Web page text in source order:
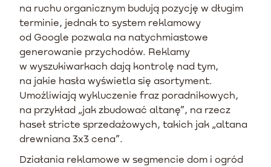
na ruchu organicznym budują pozycję w długim
terminie, jednak to system reklamowy
od Google pozwala na natychmiastowe
generowanie przychodów. Reklamy
w wyszukiwarkach dają kontrolę nad tym,
na jakie hasła wyświetla się asortyment.
Umożliwiają wykluczenie fraz poradnikowych,
na przykład „jak zbudować altanę”, na rzecz
haseł stricte sprzedażowych, takich jak „altana
drewniana 3x3 cena”.
Działania reklamowe w segmencie dom i ogród